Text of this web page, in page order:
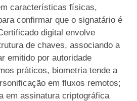
características físicas,
confirmar que o signatário é
digital envolve
de chaves, associando a
emitido por autoridade
práticos, biometria tende a
em fluxos remotos;
em assinatura criptográfica